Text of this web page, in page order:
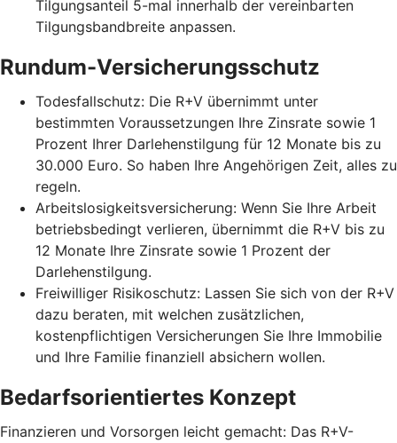
Tilgungsanteil 5-mal innerhalb der vereinbarten
Tilgungsbandbreite anpassen.
Rundum-Versicherungsschutz
Todesfallschutz: Die R+V übernimmt unter
bestimmten Voraussetzungen Ihre Zinsrate sowie 1
Prozent Ihrer Darlehenstilgung für 12 Monate bis zu
30.000 Euro. So haben Ihre Angehörigen Zeit, alles zu
regeln.
Arbeitslosigkeitsversicherung: Wenn Sie Ihre Arbeit
betriebsbedingt verlieren, übernimmt die R+V bis zu
12 Monate Ihre Zinsrate sowie 1 Prozent der
Darlehenstilgung.
Freiwilliger Risikoschutz: Lassen Sie sich von der R+V
dazu beraten, mit welchen zusätzlichen,
kostenpflichtigen Versicherungen Sie Ihre Immobilie
und Ihre Familie finanziell absichern wollen.
Bedarfsorientiertes Konzept
Finanzieren und Vorsorgen leicht gemacht: Das R+V-